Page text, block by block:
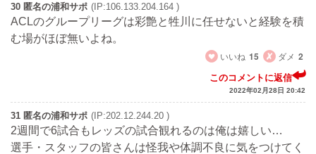
30 匿名の浦和サポ (IP:106.133.204.164 )
ACLのグループリーグは彩艶と牲川に任せないと経験を積
む場がほぼ無いよね。
いいね 15 ダメ 2
このコメントに返信
2022年02月28日 20:42
31 匿名の浦和サポ (IP:202.12.244.20 )
2週間で6試合もレッズの試合観れるのは俺は嬉しい…
選手・スタッフの皆さんは怪我や体調不良に気をつけてく